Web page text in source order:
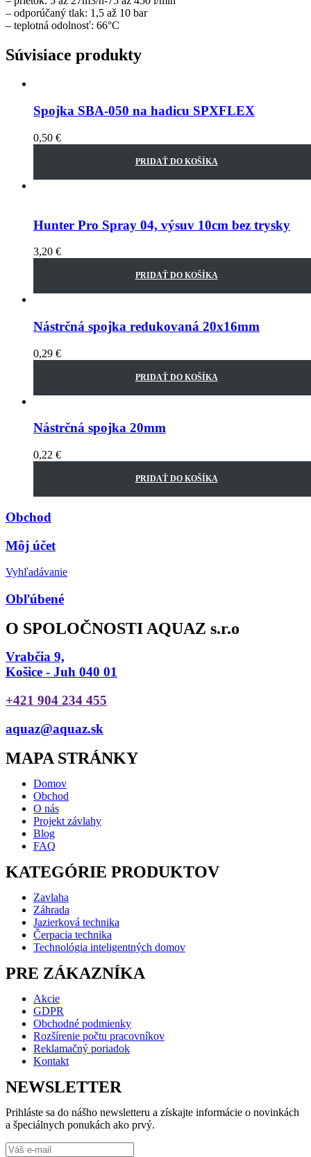
– odporúčaný tlak: 1,5 až 10 bar
– teplotná odolnosť: 66°C
Súvisiace produkty
Spojka SBA-050 na hadicu SPXFLEX
0,50 €
PRIDAŤ DO KOŠÍKA
Hunter Pro Spray 04, výsuv 10cm bez trysky
3,20 €
PRIDAŤ DO KOŠÍKA
Nástrčná spojka redukovaná 20x16mm
0,29 €
PRIDAŤ DO KOŠÍKA
Nástrčná spojka 20mm
0,22 €
PRIDAŤ DO KOŠÍKA
Obchod
Môj účet
Vyhľadávanie
Obľúbené
O SPOLOČNOSTI AQUAZ s.r.o
Vrabčia 9,
Košice - Juh 040 01
+421 904 234 455
aquaz@aquaz.sk
MAPA STRÁNKY
Domov
Obchod
O nás
Projekt závlahy
Blog
FAQ
KATEGÓRIE PRODUKTOV
Zavlaha
Záhrada
Jazierková technika
Čerpacia technika
Technológia inteligentných domov
PRE ZÁKAZNÍKA
Akcie
GDPR
Obchodné podmienky
Rozšírenie počtu pracovníkov
Reklamačný poriadok
Kontakt
NEWSLETTER
Prihláste sa do nášho newsletteru a získajte informácie o novinkách
a špeciálnych ponukách ako prvý.